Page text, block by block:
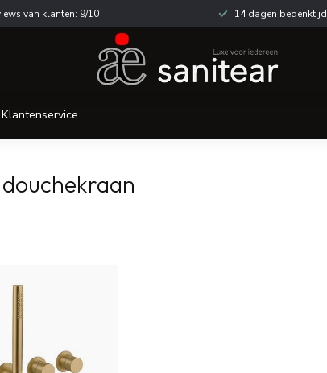
van klanten: 9/10 14 dagen bedenktijd
Klantenservice